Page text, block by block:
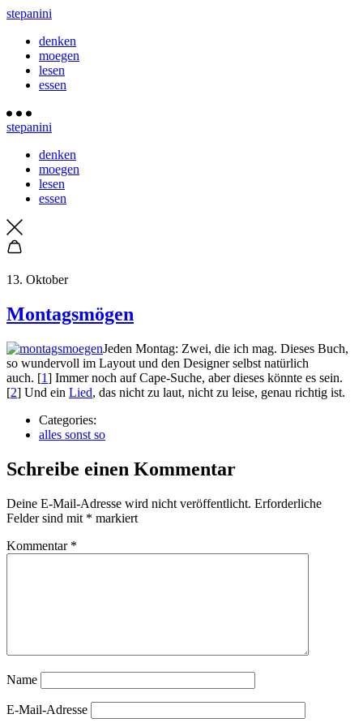
stepanini
denken
moegen
lesen
essen
stepanini
denken
moegen
lesen
essen
13. Oktober
Montagsmögen
Jeden Montag: Zwei, die ich mag. Dieses Buch,
so wundervoll im Layout und den Designer selbst natürlich
auch. [1] Immer noch auf Cape-Suche, aber dieses könnte es sein.
[2] Und ein Lied, das nicht zu laut, nicht zu leise, genau richtig ist.
Categories:
alles sonst so
Schreibe einen Kommentar
Deine E-Mail-Adresse wird nicht veröffentlicht. Erforderliche
Felder sind mit * markiert
Kommentar *
Name
E-Mail-Adresse